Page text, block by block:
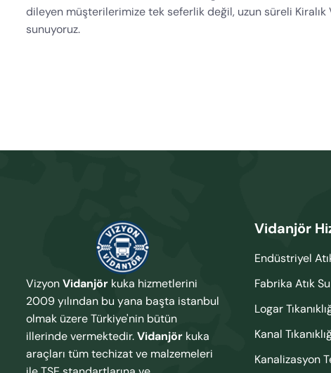
dileyen müşterilerimize tek seferlik değil, uzun süreli
sunuyoruz.
VizyonVidanjör kuka hizmetlerini
2009 yılından bu yana başta istanbul
olmak üzere Türkiye'nin bütün
illerinde vermektedir.Vidanjör kuka
araçları tüm techizat ve malzemeleri
Vidanjör
Endüstriyel
Fabrika Atık
Logar
Kanal
Kanalizasyon